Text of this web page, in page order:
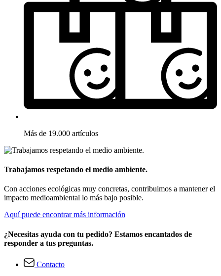
Más de 19.000 artículos
Trabajamos respetando el medio ambiente.
Con acciones ecológicas muy concretas, contribuimos a mantener el
impacto medioambiental lo más bajo posible.
Aquí puede encontrar más información
¿Necesitas ayuda con tu pedido? Estamos encantados de
responder a tus preguntas.
Contacto